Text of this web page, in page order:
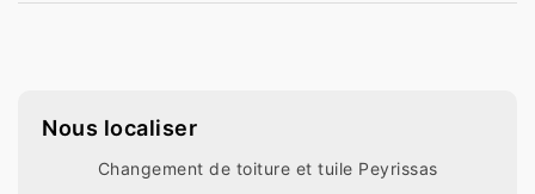
Nous localiser
Changement de toiture et tuile Peyrissas